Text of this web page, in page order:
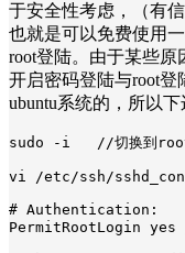
于安全性考虑，（有
也就是可以免费使用
root登陆。由于某些
开启密码登陆与root登
ubuntu系统的，所以
sudo -i //切换到
vi /etc /ssh /
PermitRootLogin yes